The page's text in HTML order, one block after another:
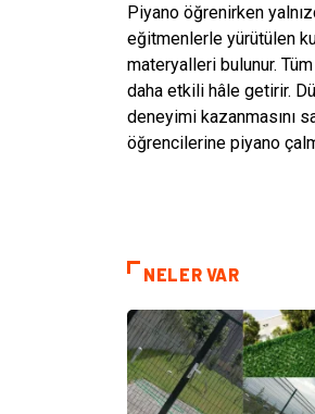
Piyano öğrenirken
eğitmenlerle yürütülen
materyalleri bulunur.
daha etkili hâle getirir.
deneyimi kazanmasını
öğrencilerine piyano
NELER VAR